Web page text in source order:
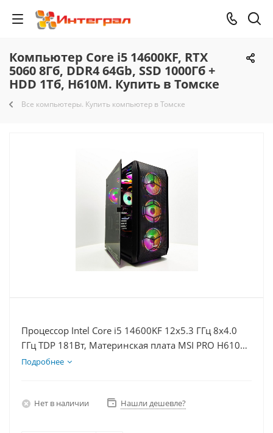
Компьютер Core i5 14600KF, RTX
5060 8Гб, DDR4 64Gb, SSD 1000Гб +
HDD 1Тб, H610M. Купить в Томске
Все компьютеры. Купить компьютер в Томске
Процессор Intel Core i5 14600KF 12x5.3 ГГц 8x4.0
ГГц TDP 181Вт, Материнская плата MSI PRO H610M-
E, Видеокарта RTX 5060 8Гб, Память DDR4 64Gb,
Подробнее
Нет в наличии Нашли дешевле?